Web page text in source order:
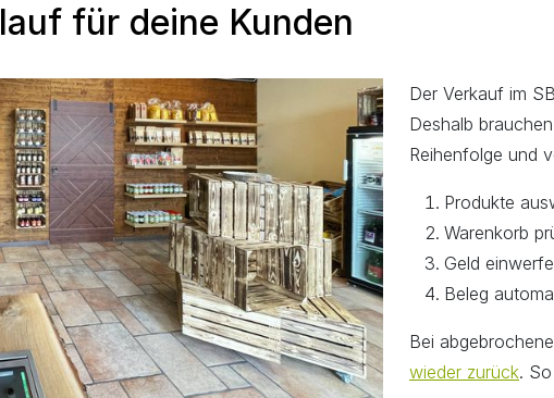
für deine Kunden
Der Verkauf im
Deshalb
Reihenfolge und
Produkte
Warenkorb
Geld
Beleg
Bei
wieder zurück.